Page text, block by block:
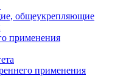
общеукрепляющие
применения
применения